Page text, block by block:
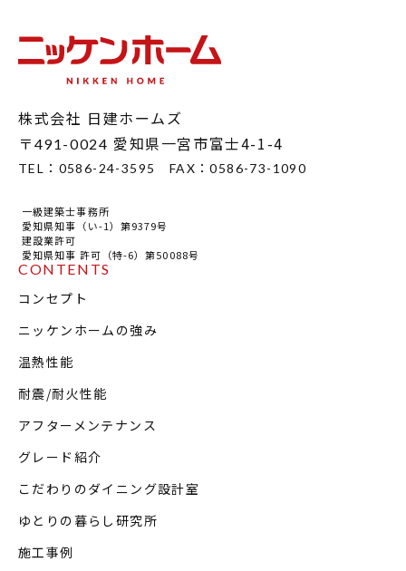
プライバシーポリシー
MODEL HOUSE
モデルハウス一覧
本社モデルハウス
今伊勢町モデルハウス 平屋
株式会社 日建ホームズ
〒 491-0024 愛知県一宮市富士4-1-4
TEL： 0586-24-3595 FAX：0586-73-1090
一級建築士事務所
愛知県知事（い-1）第9379号
建設業許可
愛知県知事 許可（特-6）第50088号
CONTENTS
コンセプト
ニッケンホームの強み
温熱性能
耐震/耐火性能
アフターメンテナンス
グレード紹介
こだわりのダイニング設計室
ゆとりの暮らし研究所
施工事例